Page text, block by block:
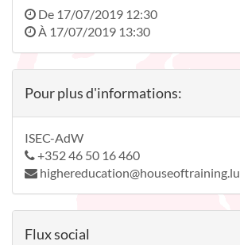
De 17/07/2019 12:30
À 17/07/2019 13:30
Pour plus d'informations:
ISEC-AdW
+352 46 50 16 460
highereducation@houseoftraining.lu
Flux social